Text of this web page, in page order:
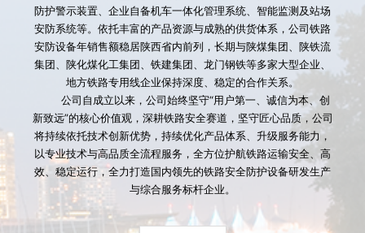
防护警示装置、企业自备机车一体化管理系统、智能监测及站场
安防系统等。依托丰富的产品资源与成熟的供货体系，公司铁路
安防设备年销售额稳居陕西省内前列，长期与陕煤集团、陕铁流
集团、陕化煤化工集团、铁建集团、龙门钢铁等多家大型企业、
地方铁路专用线企业保持深度、稳定的合作关系。
新致远”的核心价值观，深耕铁路安全赛道，坚守匠心品质，公司
将持续依托技术创新优势，持续优化产品体系、升级服务能力，
以专业技术与高品质全流程服务，全方位护航铁路运输安全、高
效、稳定运行，全力打造国内领先的铁路安全防护设备研发生产
与综合服务标杆企业。